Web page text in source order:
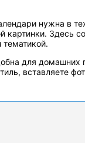
нужна в
картинки. Здесь
тематикой.
для домашних
вставляете